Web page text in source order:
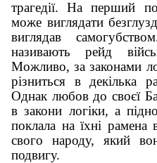
трагедії. На перший
може виглядати
виглядав
називають рейд
Можливо, за законами
різниться в декілька
Однак любов до своєї
в закони логіки, а
поклала на їхні рамена
свого народу, який
подвигу.